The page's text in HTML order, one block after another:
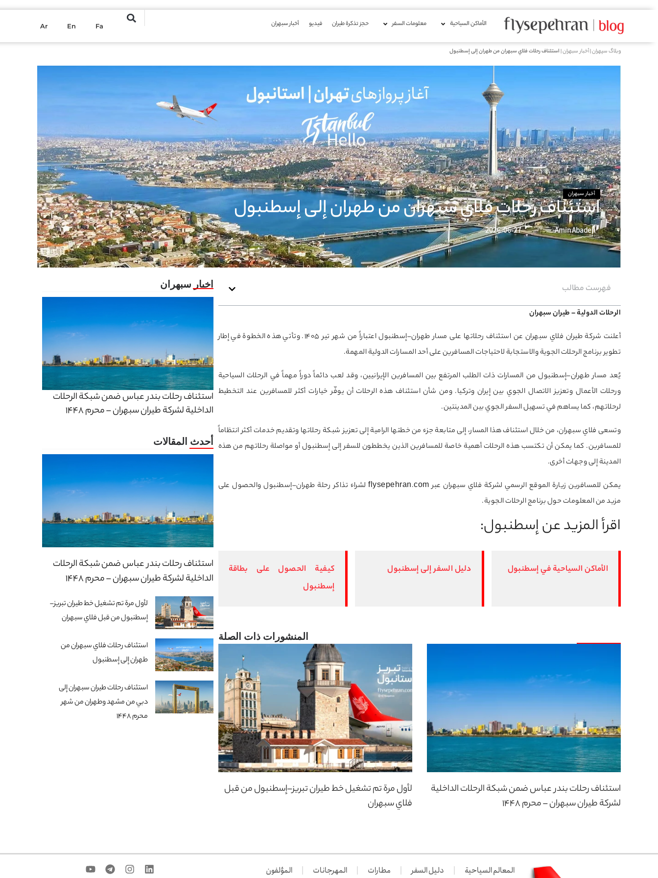
الأماكن السياحية معلومات السفر حجز تذكرة طيران فیدیو أخبار سبهران Fa
En
Ar
وبلاگ سپهران|أخبار سبهران|استئناف رحلات فلاي سبهران من طهران إلى إسطنبول
أخبار سبهران
استئناف رحلات فلاي سبهران من طهران إلى إسطنبول
Amin Abadeh
2026-06-27
فهرست مطالب
الرحلات الدولية – طيران سبهران
أعلنت شركة طيران فلاي سبهران عن استئناف رحلاتها على مسار طهران–إسطنبول اعتباراً من شهر تير 1405. وتأتي هذه الخطوة في إطار
تطوير برنامج الرحلات الجوية والاستجابة لاحتياجات المسافرين على أحد المسارات الدولية المهمة.
يُعد مسار طهران–إسطنبول من المسارات ذات الطلب المرتفع بين المسافرين الإيرانيين، وقد لعب دائماً دوراً مهماً في الرحلات السياحية
ورحلات الأعمال وتعزيز الاتصال الجوي بين إيران وتركيا. ومن شأن استئناف هذه الرحلات أن يوفّر خيارات أكثر للمسافرين عند التخطيط
لرحلاتهم، كما يساهم في تسهيل السفر الجوي بين المدينتين.
وتسعى فلاي سبهران، من خلال استئناف هذا المسار، إلى متابعة جزء من خطتها الرامية إلى تعزيز شبكة رحلاتها وتقديم خدمات أكثر انتظاماً
للمسافرين. كما يمكن أن تكتسب هذه الرحلات أهمية خاصة للمسافرين الذين يخططون للسفر إلى إسطنبول أو مواصلة رحلاتهم من هذه
المدينة إلى وجهات أخرى.
يمكن للمسافرين زيارة الموقع الرسمي لشركة فلاي سبهران عبر flysepehran.com لشراء تذاكر رحلة طهران–إسطنبول والحصول على
مزيد من المعلومات حول برنامج الرحلات الجوية.
اقرأ المزيد عن إسطنبول:
الأماكن السياحية في إسطنبول دليل السفر إلى إسطنبول
كيفية الحصول على بطاقة
إسطنبول
استئناف رحلات بندر عباس ضمن شبكة الرحلات الداخلية
لشركة طيران سبهران – محرم 1448
لأول مرة تم تشغيل خط طيران تبريز–إسطنبول من قبل
فلاي سبهران
استئناف رحلات بندر عباس ضمن شبكة الرحلات
الداخلية لشركة طيران سبهران – محرم 1448
استئناف رحلات بندر عباس ضمن شبكة الرحلات
الداخلية لشركة طيران سبهران – محرم 1448
لأول مرة تم تشغيل خط طيران تبريز–
إسطنبول من قبل فلاي سبهران
استئناف رحلات فلاي سبهران من
طهران إلى إسطنبول
استئناف رحلات طيران سبهران إلى
دبي من مشهد وطهران من شهر
محرم 1448
المعالم السياحية دليل السفر مطارات المهرجانات المؤلفون